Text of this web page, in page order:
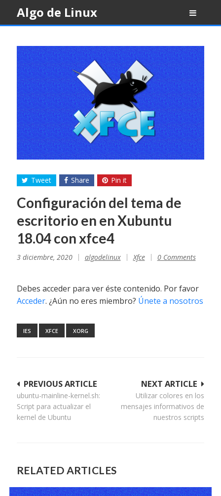
content
Algo de Linux
Tweet Share Pin it
Configuración del tema de
escritorio en en Xubuntu
18.04 con xfce4
3 diciembre, 2020 algodelinux Xfce 0 Comments
Debes acceder para ver éste contenido. Por favor
Acceder. ¿Aún no eres miembro? Únete a nosotros
IES XFCE XORG
Navegación
de
entradas
NEXT ARTICLE
Utilizar colores en los
mensajes informativos de
nuestros scripts
PREVIOUS ARTICLE
ubuntu-mainline-kernel.sh:
Script para actualizar el
kernel de Ubuntu
RELATED ARTICLES